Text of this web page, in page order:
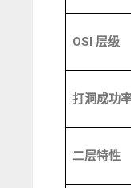
OSI 层级
打洞成功
二层特性